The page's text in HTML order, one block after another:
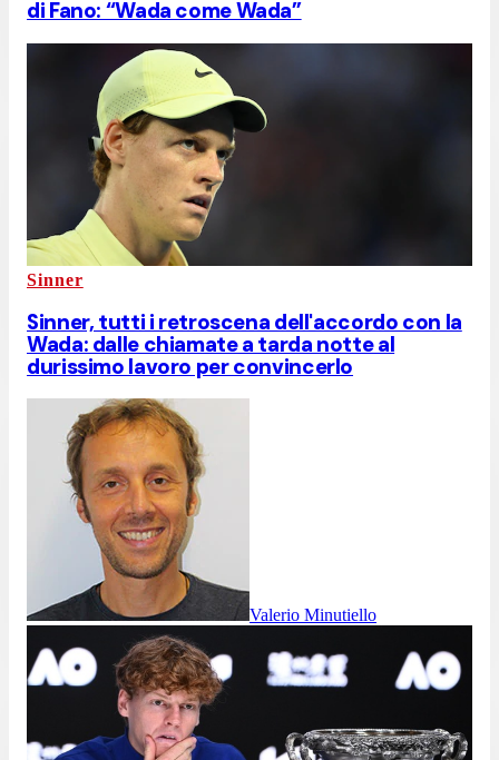
di Fano: “Wada come Wada”
Sinner
Sinner, tutti i retroscena dell'accordo con la
Wada: dalle chiamate a tarda notte al
durissimo lavoro per convincerlo
Valerio Minutiello